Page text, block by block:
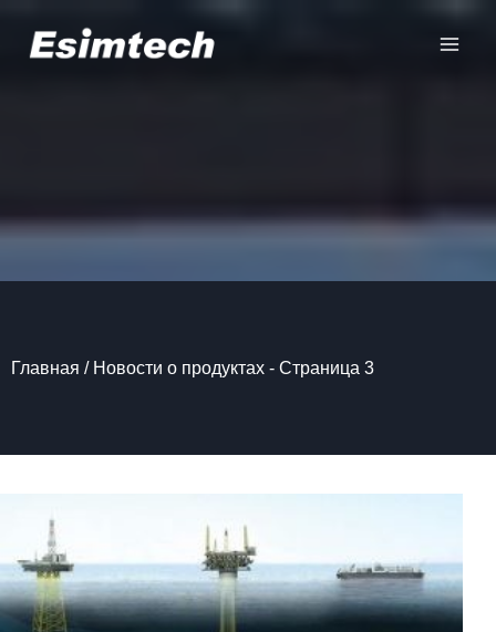
Главная / Новости о продуктах - Страница 3